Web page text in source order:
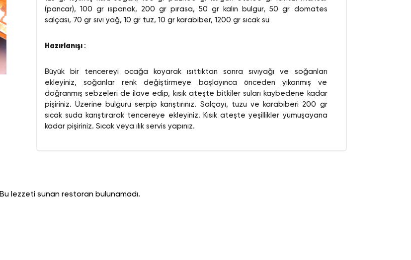
(pancar), 100 gr ıspanak, 200 gr pırasa, 50 gr kalın bulgur, 50 gr domates
salçası, 70 gr sıvı yağ, 10 gr tuz, 10 gr karabiber, 1200 gr sıcak su
Hazırlanışı :
Büyük bir tencereyi ocağa koyarak ısıttıktan sonra sıvıyağı ve soğanları
ekleyiniz, soğanlar renk değiştirmeye başlayınca önceden yıkanmış ve
doğranmış sebzeleri de ilave edip, kısık ateşte bitkiler suları kaybedene kadar
pişiriniz. Üzerine bulguru serpip karıştırınız. Salçayı, tuzu ve karabiberi 200 gr
sıcak suda karıştırarak tencereye ekleyiniz. Kısık ateşte yeşillikler yumuşayana
kadar pişiriniz. Sıcak veya ılık servis yapınız.
Bu lezzeti sunan restoran bulunamadı.